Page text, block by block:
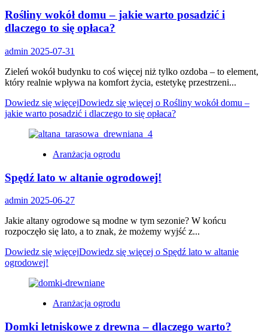
Rośliny wokół domu – jakie warto posadzić i
dlaczego to się opłaca?
admin 2025-07-31
Zieleń wokół budynku to coś więcej niż tylko ozdoba – to element,
który realnie wpływa na komfort życia, estetykę przestrzeni...
Dowiedz się więcejDowiedz się więcej o Rośliny wokół domu –
jakie warto posadzić i dlaczego to się opłaca?
Aranżacja ogrodu
Spędź lato w altanie ogrodowej!
admin 2025-06-27
Jakie altany ogrodowe są modne w tym sezonie? W końcu
rozpoczęło się lato, a to znak, że możemy wyjść z...
Dowiedz się więcejDowiedz się więcej o Spędź lato w altanie
ogrodowej!
Aranżacja ogrodu
Domki letniskowe z drewna – dlaczego warto?